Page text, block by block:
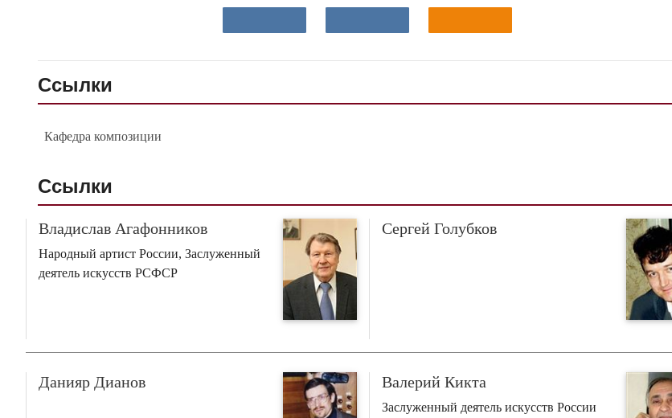
Ссылки
Кафедра композиции
Ссылки
Владислав Агафонников
Народный артист России, Заслуженный
деятель искусств РСФСР
Сергей Голубков
Данияр Дианов Валерий Кикта
Заслуженный деятель искусств России